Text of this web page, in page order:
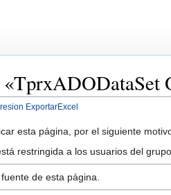
ExportarExcel
esta página, por el siguiente
restringida a los usuarios del
de esta página.